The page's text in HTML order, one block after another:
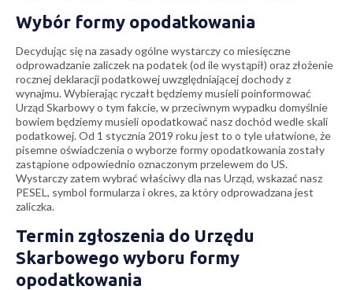
Wybór formy opodatkowania
Decydując się na zasady ogólne wystarczy co miesięczne
odprowadzanie zaliczek na podatek (od ile wystąpił) oraz złożenie
rocznej deklaracji podatkowej uwzględniającej dochody z
wynajmu. Wybierając ryczałt będziemy musieli poinformować
Urząd Skarbowy o tym fakcie, w przeciwnym wypadku domyślnie
bowiem będziemy musieli opodatkować nasz dochód wedle skali
podatkowej. Od 1 stycznia 2019 roku jest to o tyle ułatwione, że
pisemne oświadczenia o wyborze formy opodatkowania zostały
zastąpione odpowiednio oznaczonym przelewem do US.
Wystarczy zatem wybrać właściwy dla nas Urząd, wskazać nasz
PESEL, symbol formularza i okres, za który odprowadzana jest
zaliczka.
Termin zgłoszenia do Urzędu
Skarbowego wyboru formy
opodatkowania